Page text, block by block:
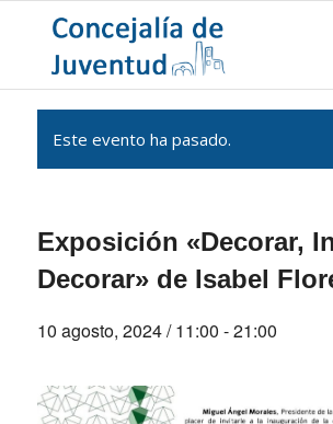
Este evento ha pasado.
Exposición «Decorar,
Decorar» de Isabel
10 agosto, 2024 / 11:00 -21:00